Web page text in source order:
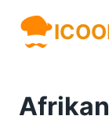
Zum
Inhalt